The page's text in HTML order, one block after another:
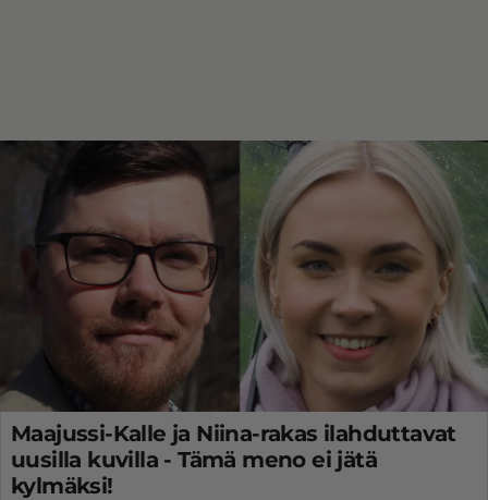
Maajussi-Kalle ja Niina-rakas ilahduttavat
uusilla kuvilla - Tämä meno ei jätä
kylmäksi!